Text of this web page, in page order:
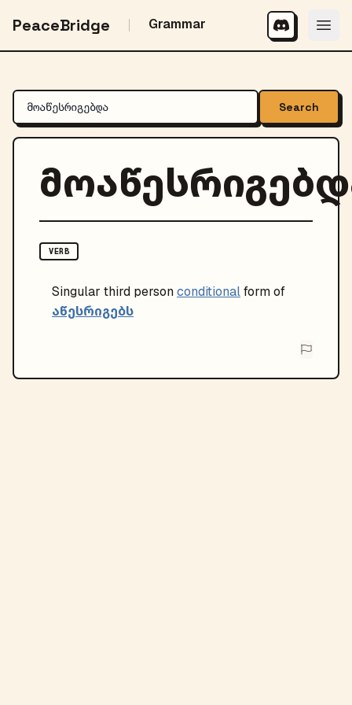
PeaceBridge Grammar
Search
VERB
Singular third personconditionalform of
აწესრიგებს